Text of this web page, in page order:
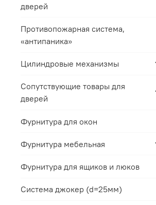
дверей
Противопожарная система,
«антипаника»
Цилиндровые механизмы
Сопутствующие товары для
дверей
Фурнитура для окон
Фурнитура мебельная
Фурнитура для ящиков и люков
Система джокер (d=25мм)